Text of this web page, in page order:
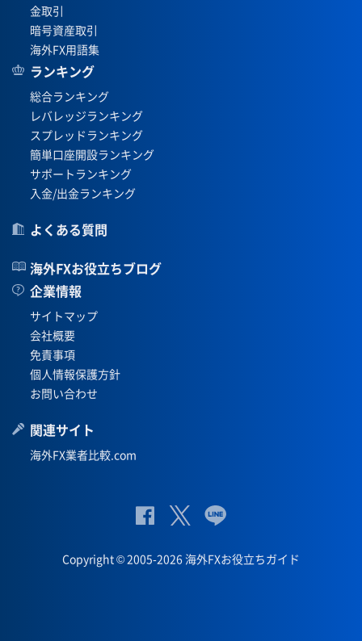
金取引
暗号資産取引
海外FX用語集
ランキング
総合ランキング
レバレッジランキング
スプレッドランキング
簡単口座開設ランキング
サポートランキング
入金/出金ランキング
よくある質問
海外FXお役立ちブログ
企業情報
サイトマップ
会社概要
免責事項
個人情報保護方針
お問い合わせ
関連サイト
海外FX業者比較.com
式
Fac
Twit
ter
式
Lin
Copyright © 2005-2026 海外FXお役立ちガイド